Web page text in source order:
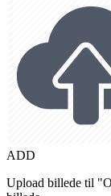
ADD
Upload billede til